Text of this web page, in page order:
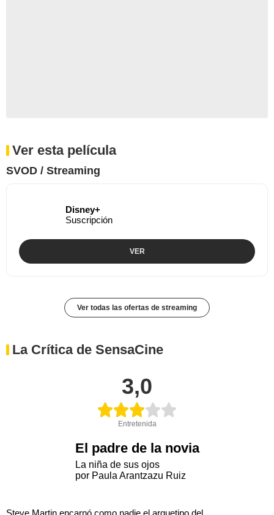
Ver esta película
SVOD / Streaming
Disney+
Suscripción
VER
Ver todas las ofertas de streaming
La Crítica de SensaCine
3,0
Entretenida
El padre de la novia
La niña de sus ojos
por Paula Arantzazu Ruiz
Steve Martin encarnó como nadie el arquetipo del